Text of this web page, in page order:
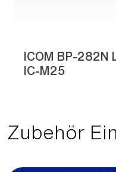
ICOM BP-282N
IC-M25
Zubehör